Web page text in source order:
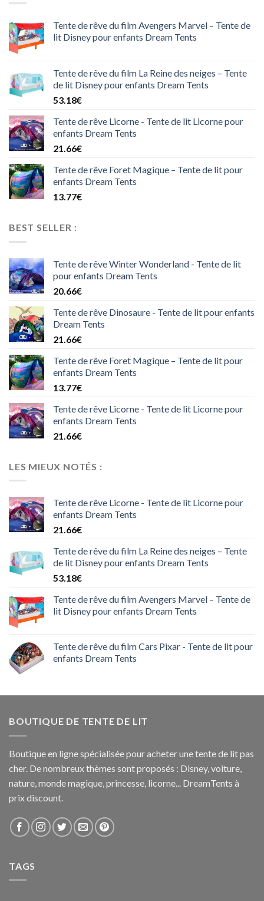
Tente de rêve du film Avengers Marvel – Tente de
lit Disney pour enfants Dream Tents
Tente de rêve du film La Reine des neiges – Tente
de lit Disney pour enfants Dream Tents
53.18€
Tente de rêve Licorne - Tente de lit Licorne pour
enfants Dream Tents
21.66€
Tente de rêve Foret Magique – Tente de lit pour
enfants Dream Tents
13.77€
BEST SELLER :
Tente de rêve Winter Wonderland - Tente de lit
pour enfants Dream Tents
20.66€
Tente de rêve Dinosaure - Tente de lit pour enfants
Dream Tents
21.66€
Tente de rêve Foret Magique – Tente de lit pour
enfants Dream Tents
13.77€
Tente de rêve Licorne - Tente de lit Licorne pour
enfants Dream Tents
21.66€
LES MIEUX NOTÉS :
Tente de rêve Licorne - Tente de lit Licorne pour
enfants Dream Tents
21.66€
Tente de rêve du film La Reine des neiges – Tente
de lit Disney pour enfants Dream Tents
53.18€
Tente de rêve du film Avengers Marvel – Tente de
lit Disney pour enfants Dream Tents
Tente de rêve du film Cars Pixar - Tente de lit pour
enfants Dream Tents
BOUTIQUE DE TENTE DE LIT
Boutique en ligne spécialisée pour acheter une tente de lit pas
cher. De nombreux thèmes sont proposés : Disney, voiture,
nature, monde magique, princesse, licorne... DreamTents à
prix discount.
TAGS